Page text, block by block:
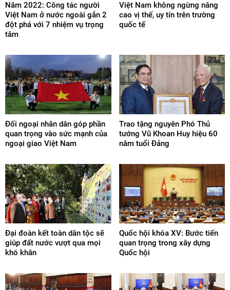
Năm 2022: Công tác người
Việt Nam ở nước ngoài gắn 2
đột phá với 7 nhiệm vụ trọng
tâm
Việt Nam không ngừng nâng
cao vị thế, uy tín trên trường
quốc tế
Đối ngoại nhân dân góp phần
quan trọng vào sức mạnh của
ngoại giao Việt Nam
Trao tặng nguyên Phó Thủ
tướng Vũ Khoan Huy hiệu 60
năm tuổi Đảng
Đại đoàn kết toàn dân tộc sẽ
giúp đất nước vượt qua mọi
khó khăn
Quốc hội khóa XV: Bước tiến
quan trọng trong xây dựng
Quốc hội